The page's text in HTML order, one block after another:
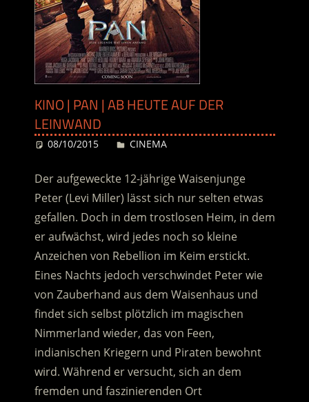
KINO | PAN | AB HEUTE AUF DER
LEINWAND
08/10/2015 Desiree
CINEMA
Der aufgeweckte 12-jährige Waisenjunge
Peter (Levi Miller) lässt sich nur selten etwas
gefallen. Doch in dem trostlosen Heim, in dem
er aufwächst, wird jedes noch so kleine
Anzeichen von Rebellion im Keim erstickt.
Eines Nachts jedoch verschwindet Peter wie
von Zauberhand aus dem Waisenhaus und
findet sich selbst plötzlich im magischen
Nimmerland wieder, das von Feen,
indianischen Kriegern und Piraten bewohnt
wird. Während er versucht, sich an dem
fremden und faszinierenden Ort